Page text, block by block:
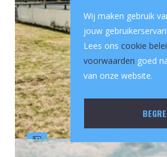
Wij maken gebruik
jouw
Lees ons cookie
voorwaarden goed
van onze website.